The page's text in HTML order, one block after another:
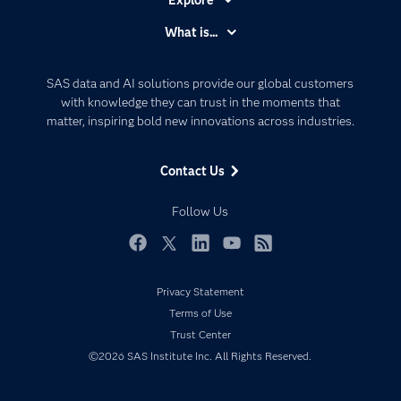
SAS data and AI solutions provide our global customers
with knowledge they can trust in the moments that
matter, inspiring bold new innovations across industries.
Contact Us
Follow Us
Communities
Company
Developers
Events
My SAS
Newsroom
Products
What is...
Artificial Intelligence
Data Management
Privacy Statement
Terms of Use
Trust Center
©2026 SAS Institute Inc. All Rights Reserved.